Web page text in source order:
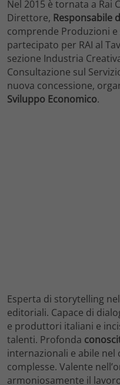
Nel 2015 è tornata a Rai
Direttore, Responsabile
comprende Produzioni e
partecipato per RAI al
sezione Industria
Consultazione sul
nuova concessione,
Sviluppo Economico.
Esperta di storytelling
editoriali. Capace di
e produttori italiani e
talenti. Profonda
internazionali e abile
complesse. Valente
armoniosamente il